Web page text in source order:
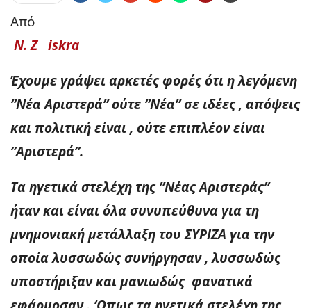
Από
Ν. Ζ iskra
Έχουμε γράψει αρκετές φορές ότι η λεγόμενη
”Νέα Αριστερά” ούτε ”Νέα” σε ιδέες , απόψεις
και πολιτική είναι , ούτε επιπλέον είναι
”Αριστερά”.
Τα ηγετικά στελέχη της ”Νέας Αριστεράς”
ήταν και είναι όλα συνυπεύθυνα για τη
μνημονιακή μετάλλαξη του ΣΥΡΙΖΑ για την
οποία λυσσωδώς συνήργησαν , λυσσωδώς
υποστήριξαν και μανιωδώς φανατικά